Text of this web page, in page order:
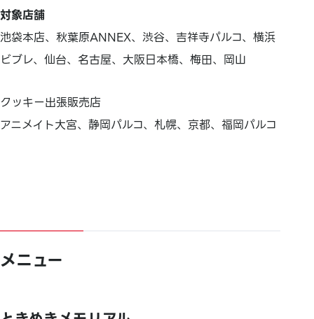
対象店舗
池袋本店、秋葉原ANNEX、渋谷、吉祥寺パルコ、横浜
ビブレ、仙台、名古屋、大阪日本橋、梅田、岡山
クッキー出張販売店
アニメイト大宮、静岡パルコ、札幌、京都、福岡パルコ
メニュー